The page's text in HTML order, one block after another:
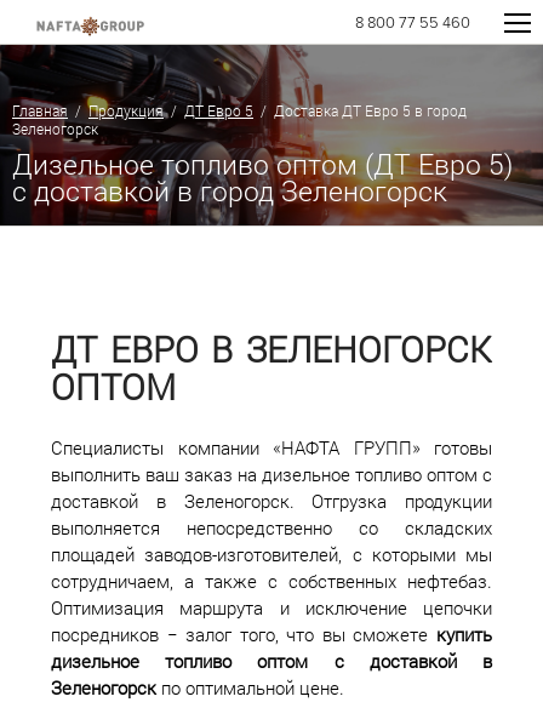
8 800 77 55 460
Главная /Продукция/ ДТ Евро 5 / Доставка ДТ Евро 5 в город
Зеленогорск
Дизельное топливо оптом (ДТ Евро 5)
с доставкой в город Зеленогорск
ДТ ЕВРО В ЗЕЛЕНОГОРСК
ОПТОМ
Специалисты компании «НАФТА ГРУПП» готовы
выполнить ваш заказ на дизельное топливо оптом с
доставкой в Зеленогорск. Отгрузка продукции
выполняется непосредственно со складских
площадей заводов-изготовителей, с которыми мы
сотрудничаем, а также с собственных нефтебаз.
Оптимизация маршрута и исключение цепочки
посредников − залог того, что вы сможете купить
дизельное топливо оптом с доставкой в
Зеленогорскпо оптимальной цене.